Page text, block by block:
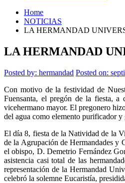
Home
NOTICIAS
LA HERMANDAD
LA HERMANDAD
Posted by: hermandad Posted on:
Con motivo de la festividad de
Fuensanta, el pregón de la fiesta, a
vicehermano mayor. El pregonero
del agua como elemento purificador
El día 8, fiesta de la Natividad de la
de la Agrupación de Hermandades y
el obispo, D. Demetrio Fernández
asistencia casi total de las
representación de la Hermandad
celebró la solemne Eucaristía,